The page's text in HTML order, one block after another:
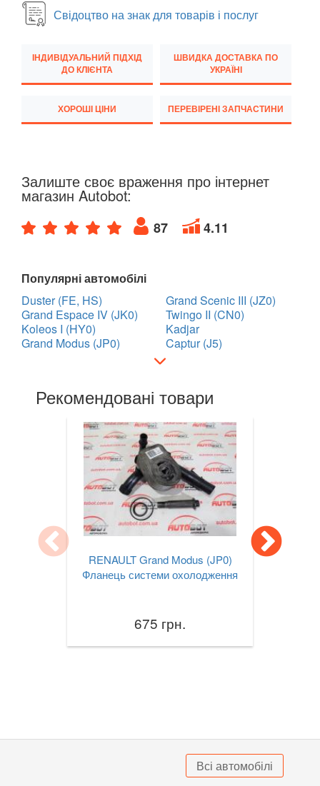
Scenic III (JZ0)
Scenic IV
Twingo II (CN0)
Vel Satis (BJ0)
SAAB
SEAT
SMART
VOLKSWAGEN keyboard_arrow_down
Свідоцтво на знак для товарів і послуг
ІНДИВІДУАЛЬНИЙ ПІДХІД
ДО КЛІЄНТА
ШВИДКА ДОСТАВКА ПО
УКРАЇНІ
ХОРОШІ ЦІНИ ПЕРЕВІРЕНІ ЗАПЧАСТИНИ
Залиште своє враження про інтернет
магазин Autobot:
87 4.11
Популярні автомобілі
Duster (FE, HS)
Grand Espace IV (JK0)
Koleos I (HY0)
Grand Modus (JP0)
Grand Scenic III (JZ0)
Twingo II (CN0)
Kadjar
Captur (J5)
Рекомендовані товари
RENAULT Grand Modus (JP0)
Фланець системи охолодження
675 грн.
Всі автомобілі